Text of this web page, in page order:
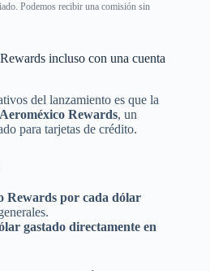
Podemos recibir una comisión sin
incluso con una cuenta
del lanzamiento es que la
Aeroméxico Rewards, un
para tarjetas de crédito.
Rewards por cada dólar
gastado directamente en